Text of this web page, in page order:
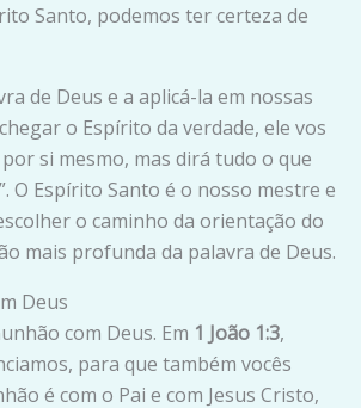
Santo, podemos ter certeza de
de Deus e a aplicá-la em nossas
o Espírito da verdade, ele vos
si mesmo, mas dirá tudo o que
O Espírito Santo é o nosso mestre e
o caminho da orientação do
mais profunda da palavra de Deus.
Deus
com Deus. Em 1 João 1:3,
para que também vocês
é com o Pai e com Jesus Cristo,